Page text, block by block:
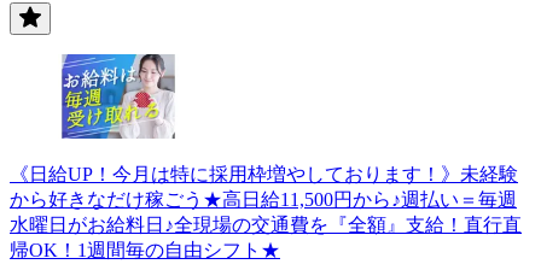
《日給UP！今月は特に採用枠増やしております！》未経験
から好きなだけ稼ごう★高日給11,500円から♪週払い＝毎週
水曜日がお給料日♪全現場の交通費を『全額』支給！直行直
帰OK！1週間毎の自由シフト★